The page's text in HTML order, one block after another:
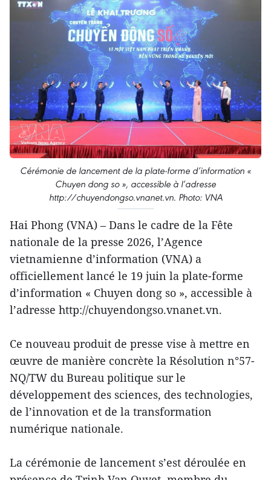
Cérémonie de lancement de la plate-forme d’information «
Chuyen dong so », accessible à l’adresse
http://chuyendongso.vnanet.vn. Photo: VNA
Hai Phong (VNA) – Dans le cadre de la Fête
nationale de la presse 2026, l’Agence
vietnamienne d’information (VNA) a
officiellement lancé le 19 juin la plate-forme
d’information « Chuyen dong so », accessible à
l’adresse http://chuyendongso.vnanet.vn.
Ce nouveau produit de presse vise à mettre en
œuvre de manière concrète la Résolution n°57-
NQ/TW du Bureau politique sur le
développement des sciences, des technologies,
de l’innovation et de la transformation
numérique nationale.
La cérémonie de lancement s’est déroulée en